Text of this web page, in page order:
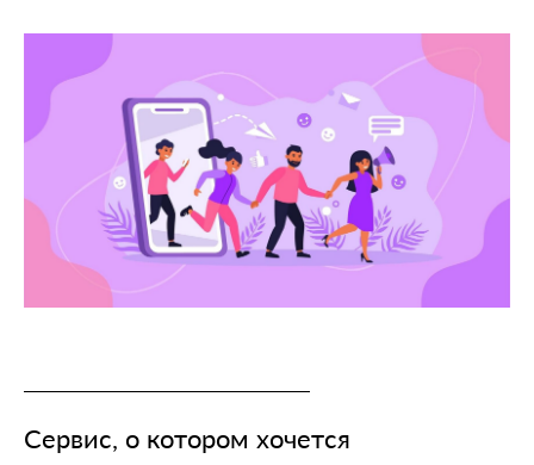
Сервис, о котором хочется